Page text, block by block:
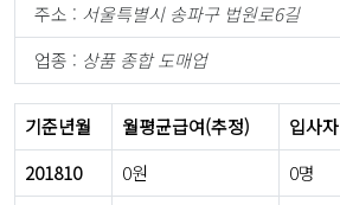
주소 : 서울특별시 송파구 법원로6길
업종 : 상품 종합 도매업
기준년월 월평균급여(추정) 입사자
201810
0원 0명